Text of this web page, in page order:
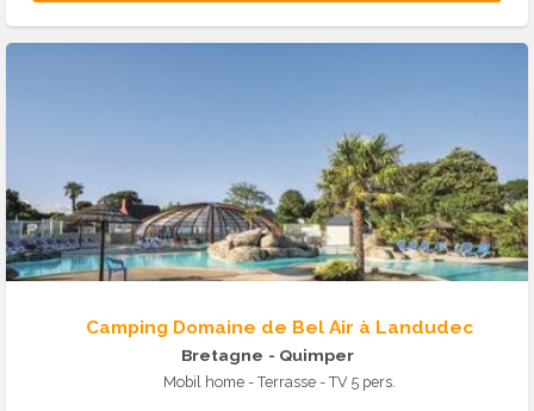
Camping Domaine de Bel Air à Landudec
Bretagne - Quimper
Mobil home - Terrasse - TV 5 pers.